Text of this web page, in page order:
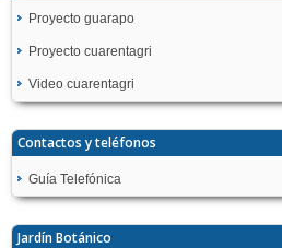
Proyecto guarapo
Proyecto cuarentagri
Video cuarentagri
Contactos y teléfonos
Guía Telefónica
Jardín Botánico